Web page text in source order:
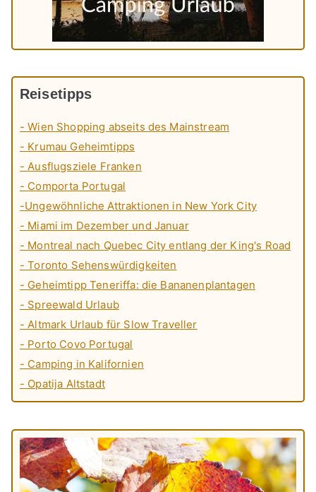
Reisetipps
- Wien Shopping abseits des Mainstream
- Krumau Geheimtipps
- Ausflugsziele Franken
- Comporta Portugal
-Ungewöhnliche Attraktionen in New York City
- Miami im Dezember und Januar
- Montreal nach Quebec City entlang der King's Road
- Toronto Sehenswürdigkeiten
- Geheimtipp Teneriffa: die Bananenplantagen
- Spreewald Urlaub
- Altmark Urlaub für Slow Traveller
- Porto Covo Portugal
- Camping in Kalifornien
- Opatija Altstadt